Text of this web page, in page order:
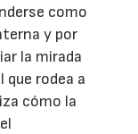
como
y por
la mirada
rodea a
cómo la